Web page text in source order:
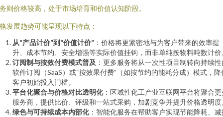
则价格较高，处于市场培育和价值认知阶段。
发展趋势可能呈现以下特点：
从“产品计价”到“价值计价” ：价格将更紧密地与为客户带来的效率提
升、成本节约、安全增强等实际价值挂钩，而非单纯按物料吨数计价
订阅制与按效付费模式普及 ：更多服务将从一次性项目制转向持续
软件订阅（SaaS）或“按效果付费”（如按节约的能耗分成）模式，降
客户初始投入门槛。
平台化聚合与价格对比透明化：区域性化工产业互联网平台将聚合更
服务商，提供比价、评级和一站式采购，加剧竞争并提升价格透明度
绿色与可持续成本内部化：智能化服务在帮助客户实现节能降耗、减